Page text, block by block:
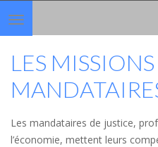
Toggle
navigation
LES
Les mandataires de justice,
l’économie, mettent leurs